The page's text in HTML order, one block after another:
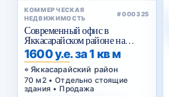
КОММЕРЧЕСКАЯ
НЕДВИЖИМОСТЬ
#000325
Современный офис в
Яккасарайском районе на
первой линии
1600 у.е. за 1 кв м
Яккасарайский район
70 м2 • Отдельно стоящие
здания • Продажа